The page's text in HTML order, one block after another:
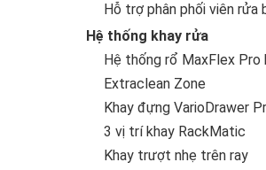
Hỗ trợ phân phối viên rửa
Hệ thống khay rửa
Hệ thống rổ MaxFlex Pro
Extraclean Zone
Khay đựng VarioDrawer
3 vị trí khay RackMatic
Khay trượt nhẹ trên ray